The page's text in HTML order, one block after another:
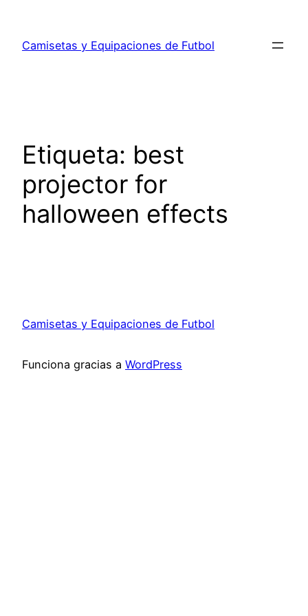
contenido
Camisetas y Equipaciones de Futbol
Etiqueta: best
projector for
halloween effects
Camisetas y Equipaciones de Futbol
Funciona gracias a WordPress